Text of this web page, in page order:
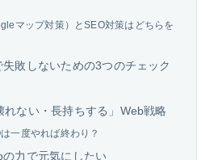
マップ対策）とSEO対策はどちらを
敗しないための3つのチェック
れない・長持ちする」Web戦略
一度やれば終わり？
力で元気にしたい